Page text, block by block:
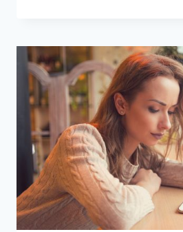
ENCORE
DES
SMS
8
RAISONS
QUI
EXPLIQUENT
POURQUOI
IL
LE
FAIT